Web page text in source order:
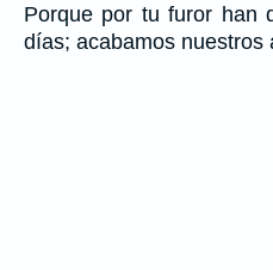
Porque por tu furor han
días; acabamos nuestros